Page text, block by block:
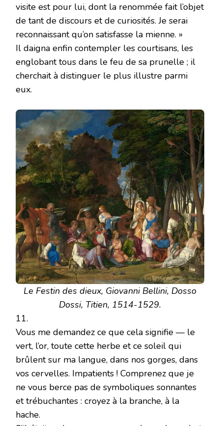
visite est pour lui, dont la renommée fait l’objet
de tant de discours et de curiosités. Je serai
reconnaissant qu’on satisfasse la mienne. »
Il daigna enfin contempler les courtisans, les
englobant tous dans le feu de sa prunelle ; il
cherchait à distinguer le plus illustre parmi
eux.
Le Festin des dieux, Giovanni Bellini, Dosso
Dossi, Titien, 1514-1529.
11.
Vous me demandez ce que cela signifie — le
vert, l’or, toute cette herbe et ce soleil qui
brûlent sur ma langue, dans nos gorges, dans
vos cervelles. Impatients ! Comprenez que je
ne vous berce pas de symboliques sonnantes
et trébuchantes : croyez à la branche, à la
hache.